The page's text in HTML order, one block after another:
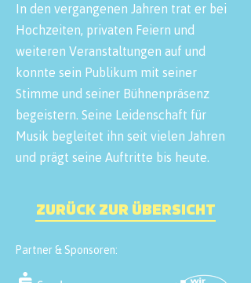
In den vergangenen Jahren trat er bei
Hochzeiten, privaten Feiern und
weiteren Veranstaltungen auf und
konnte sein Publikum mit seiner
Stimme und seiner Bühnenpräsenz
begeistern. Seine Leidenschaft für
Musik begleitet ihn seit vielen Jahren
und prägt seine Auftritte bis heute.
ZURÜCK ZUR ÜBERSICHT
Partner & Sponsoren: